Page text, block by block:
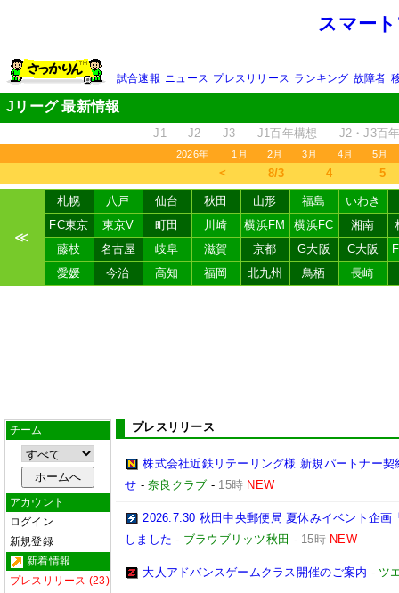
スマー
試合速報 ニュース プレスリリース ランキング 故障者
Jリーグ 最新情報
J1 J2 J3 J1百年構想 J2・J3百
2026年 1月 2月 3月 4月 5月
＜ 8/3 4 5
≪
札幌 八戸 仙台 秋田 山形 福島
いわき
FC東京
東京V 町田 川崎 横浜FM 横浜FC 湘南
藤枝
名古屋 岐阜 滋賀 京都 G大阪 C大阪
愛媛
今治 高知 福岡 北九州 鳥栖 長崎
チーム
アカウント
ログイン
新規登録
新着情報
プレスリリース (23)
プレスリリース
株式会社近鉄リテーリング様 新規パートナー
せ -奈良クラブ - 15時 NEW
2026.7.30 秋田中央郵便局 夏休みイベント企
しました - ブラウブリッツ秋田 - 15時 NEW
大人アドバンスゲームクラス開催のご案内 - ツ